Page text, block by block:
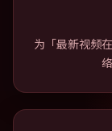
为「最新视频